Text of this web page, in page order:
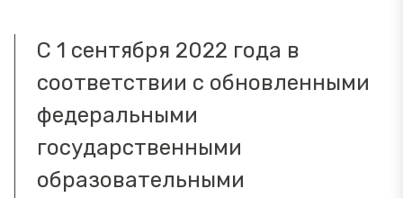
С 1 сентября 2022 года в
соответствии с обновленными
федеральными
государственными
образовательными